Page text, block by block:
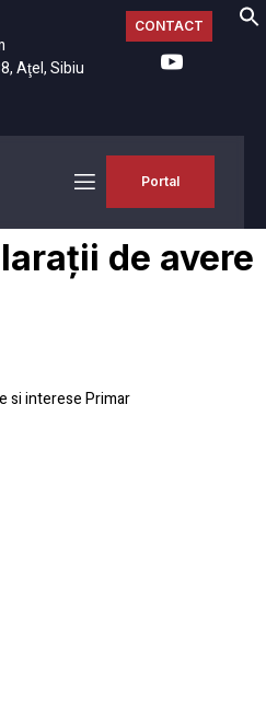
Aţel, Sibiu
CONTACT
Portal
de avere
si interese Primar